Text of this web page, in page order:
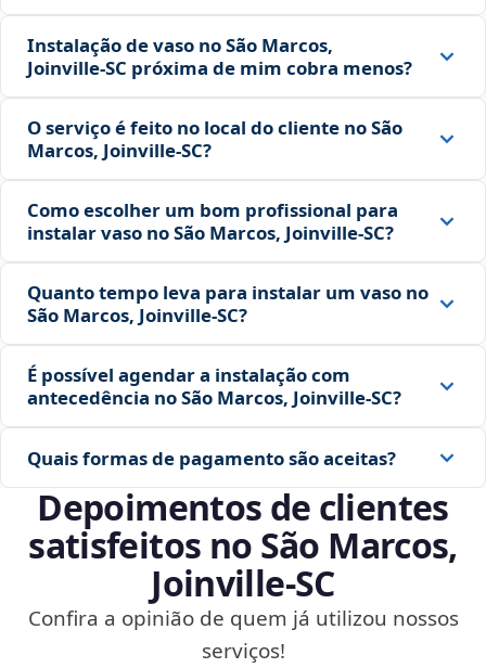
Instalação de vaso no São Marcos,
Joinville‑SC próxima de mim cobra menos?
O serviço é feito no local do cliente no São
Marcos, Joinville‑SC?
Como escolher um bom profissional para
instalar vaso no São Marcos, Joinville‑SC?
Quanto tempo leva para instalar um vaso no
São Marcos, Joinville‑SC?
É possível agendar a instalação com
antecedência no São Marcos, Joinville‑SC?
Quais formas de pagamento são aceitas?
Depoimentos de clientes
satisfeitos no São Marcos,
Joinville‑SC
Confira a opinião de quem já utilizou nossos
serviços!